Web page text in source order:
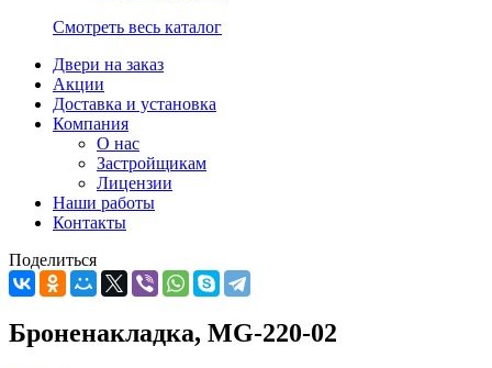
Смотреть весь каталог
Двери на заказ
Акции
Доставка и установка
Компания
О нас
Застройщикам
Лицензии
Наши работы
Контакты
Поделиться
Броненакладка, MG-220-02